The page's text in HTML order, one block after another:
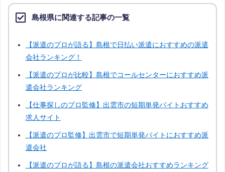
島根県に関連する記事の一覧
【派遣のプロが語る】島根で日払い派遣におすすめの派遣
会社ランキング！
【派遣のプロが比較】島根でコールセンターにおすすめ派
遣会社ランキング
【仕事探しのプロ監修】出雲市の短期単発バイトおすすめ
求人サイト
【派遣のプロ監修】出雲市で短期単発バイトにおすすめ派
遣会社
【派遣のプロが語る】島根の派遣会社おすすめランキング